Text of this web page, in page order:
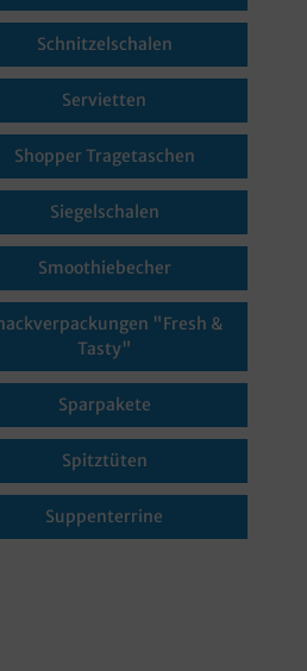
Schnitzelschalen
Servietten
Shopper Tragetaschen
Siegelschalen
Smoothiebecher
"Fresh &
Tasty"
Sparpakete
Spitztüten
Suppenterrine